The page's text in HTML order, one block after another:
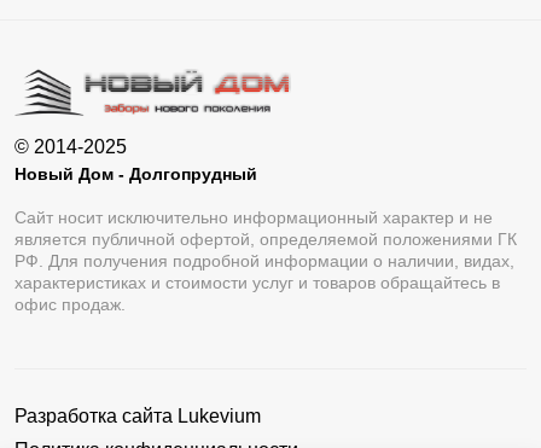
© 2014-2025
Новый Дом - Долгопрудный
Сайт носит исключительно информационный характер и не
является публичной офертой, определяемой положениями ГК
РФ. Для получения подробной информации о наличии, видах,
характеристиках и стоимости услуг и товаров обращайтесь в
офис продаж.
Разработка сайта Lukevium